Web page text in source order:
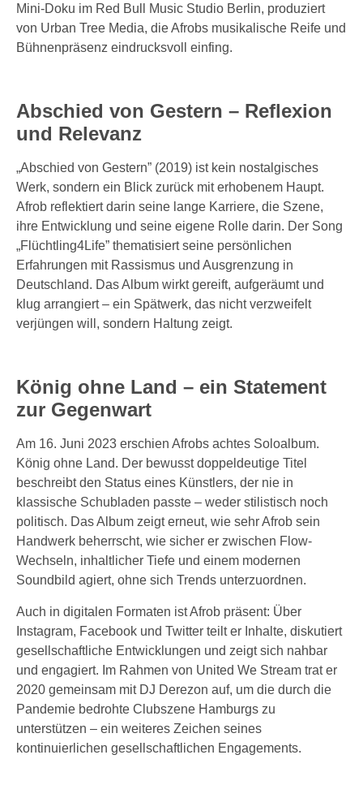
Mini-Doku im Red Bull Music Studio Berlin, produziert
von Urban Tree Media, die Afrobs musikalische Reife und
Bühnenpräsenz eindrucksvoll einfing.
Abschied von Gestern – Reflexion
und Relevanz
„Abschied von Gestern” (2019) ist kein nostalgisches
Werk, sondern ein Blick zurück mit erhobenem Haupt.
Afrob reflektiert darin seine lange Karriere, die Szene,
ihre Entwicklung und seine eigene Rolle darin. Der Song
„Flüchtling4Life” thematisiert seine persönlichen
Erfahrungen mit Rassismus und Ausgrenzung in
Deutschland. Das Album wirkt gereift, aufgeräumt und
klug arrangiert – ein Spätwerk, das nicht verzweifelt
verjüngen will, sondern Haltung zeigt.
König ohne Land – ein Statement
zur Gegenwart
Am 16. Juni 2023 erschien Afrobs achtes Soloalbum.
König ohne Land. Der bewusst doppeldeutige Titel
beschreibt den Status eines Künstlers, der nie in
klassische Schubladen passte – weder stilistisch noch
politisch. Das Album zeigt erneut, wie sehr Afrob sein
Handwerk beherrscht, wie sicher er zwischen Flow-
Wechseln, inhaltlicher Tiefe und einem modernen
Soundbild agiert, ohne sich Trends unterzuordnen.
Auch in digitalen Formaten ist Afrob präsent: Über
Instagram, Facebook und Twitter teilt er Inhalte, diskutiert
gesellschaftliche Entwicklungen und zeigt sich nahbar
und engagiert. Im Rahmen von United We Stream trat er
2020 gemeinsam mit DJ Derezon auf, um die durch die
Pandemie bedrohte Clubszene Hamburgs zu
unterstützen – ein weiteres Zeichen seines
kontinuierlichen gesellschaftlichen Engagements.